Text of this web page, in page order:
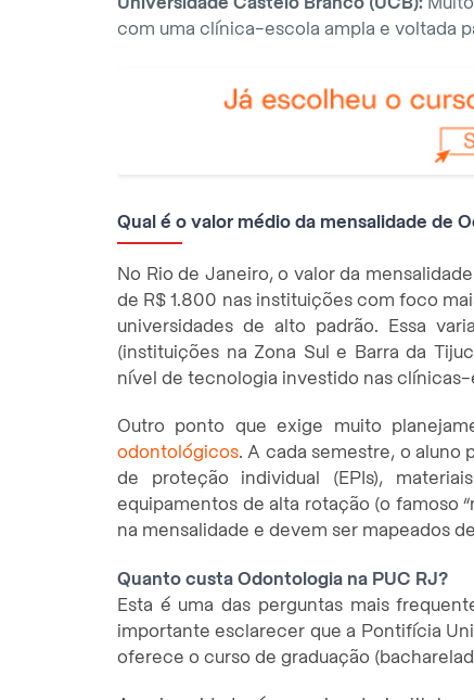
com uma clínica-escola ampla e voltada
Qual é o valor médio da mensalidade de
No Rio de Janeiro, o valor da
de R$ 1.800 nas instituições com foco
universidades de alto padrão. Essa
(instituições na Zona Sul e Barra da
nível de tecnologia investido nas clínicas-
Outro ponto que exige muito
odontológicos. A cada semestre, o aluno
de proteção individual (EPIs),
equipamentos de alta rotação (o famoso
na mensalidade e devem ser mapeados
Quanto custa Odontologia na PUC RJ?
Esta é uma das perguntas mais
importante esclarecer que a Pontifícia
oferece o curso de graduação